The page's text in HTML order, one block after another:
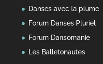
Danses avec la plume
Forum Danses Pluriel
Forum Dansomanie
Les Balletonautes